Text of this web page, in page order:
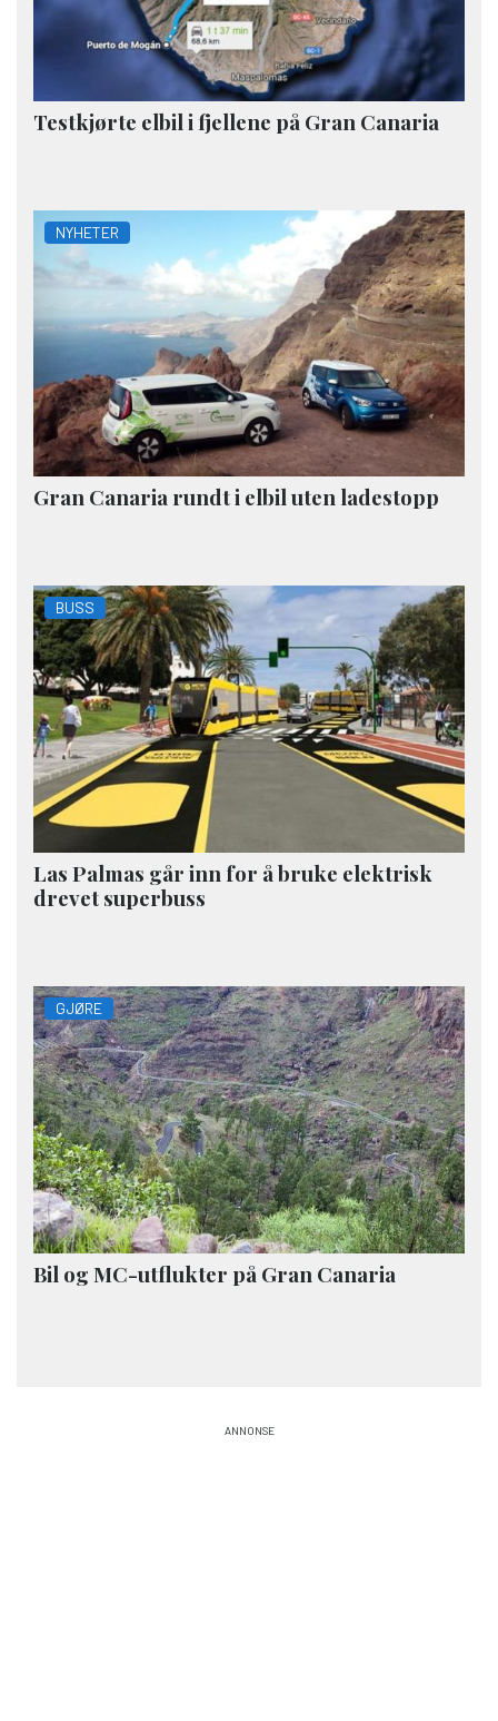
Testkjørte elbil i fjellene på Gran Canaria
NYHETER
Gran Canaria rundt i elbil uten ladestopp
BUSS
Las Palmas går inn for å bruke elektrisk
drevet superbuss
GJØRE
Bil og MC-utflukter på Gran Canaria